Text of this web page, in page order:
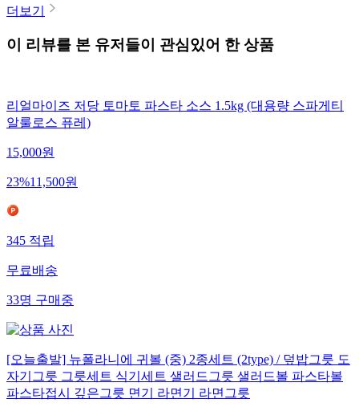
더보기
이 리뷰를 본 유저들이 관심있어 한 상품
리얼마이즈 저당 토마토 파스타 소스 1.5kg (대용량 스파게티
알룰로스 퓨레)
15,000원
23%11,500원
345적립
무료배송
33명구매중
[오늘출발] 뉴폴라니에 귀볼 (중) 2종세트 (2type) / 덮밥그릇 도
자기그릇 그릇세트 식기세트 샐러드그릇 샐러드볼 파스타볼
파스타접시 깊은그릇 면기 라면기 라면그릇